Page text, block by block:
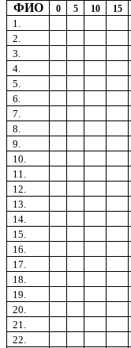
ФИО 0 5 10 15
1.
2.
3.
4.
5.
6.
7.
8.
9.
10.
11.
12.
13.
14.
15.
16.
17.
18.
19.
20.
21.
22.